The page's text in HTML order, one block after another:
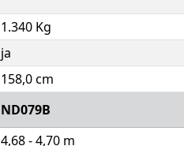
1.340 Kg
ja
158,0 cm
ND079B
4,68 - 4,70 m